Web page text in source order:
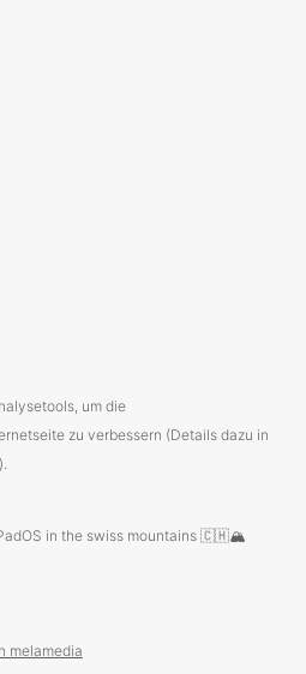
um die
zu verbessern (Details dazu in
in the swiss mountains 🇨🇭🏔
melamedia